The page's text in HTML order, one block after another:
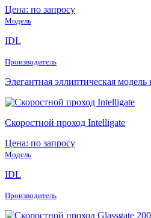
Цена: по запросу
Модель
IDL
Производитель
Элегантная эллиптическая
Скоростной проход Intelligate
Цена: по запросу
Модель
IDL
Производитель